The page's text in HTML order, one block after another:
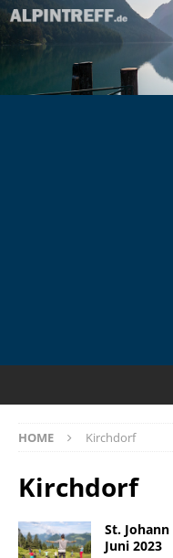
HOME Kirchdorf
Kirchdorf
St.
Juni 2023